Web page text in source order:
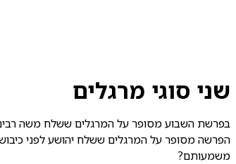
שני סוגי מרגלים
בפרשת השבוע מסופר על המרגלים ששלח משה
הפרשה מסופר על המרגלים ששלח יהושע לפני
משמעותם?